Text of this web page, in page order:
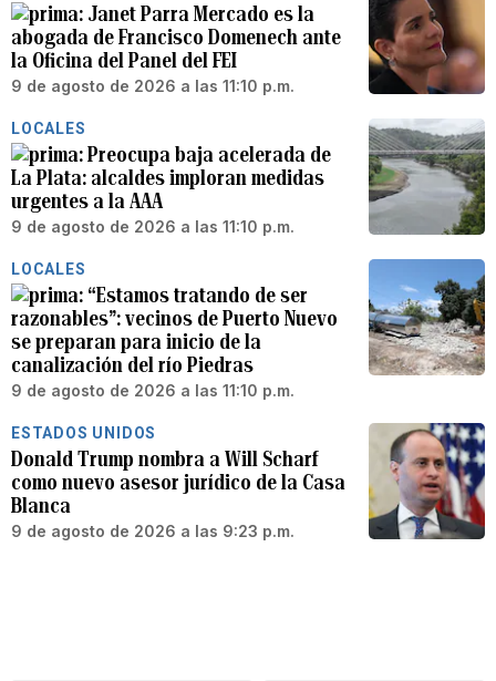
Janet Parra Mercado es la
abogada de Francisco Domenech ante
la Oficina del Panel del FEI
9 de agosto de 2026 a las 11:10 p.m.
LOCALES
Preocupa baja acelerada de
La Plata: alcaldes imploran medidas
urgentes a la AAA
9 de agosto de 2026 a las 11:10 p.m.
LOCALES
“Estamos tratando de ser
razonables”: vecinos de Puerto Nuevo
se preparan para inicio de la
canalización del río Piedras
9 de agosto de 2026 a las 11:10 p.m.
ESTADOS UNIDOS
Donald Trump nombra a Will Scharf
como nuevo asesor jurídico de la Casa
Blanca
9 de agosto de 2026 a las 9:23 p.m.